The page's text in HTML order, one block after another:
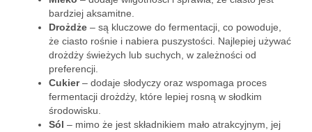
bardziej aksamitne.
Drożdże – są kluczowe do fermentacji, co powoduje,
że ciasto rośnie i nabiera puszystości. Najlepiej używać
drożdży świeżych lub suchych, w zależności od
preferencji.
Cukier– dodaje słodyczy oraz wspomaga proces
fermentacji drożdży, które lepiej rosną w słodkim
środowisku.
Sól – mimo że jest składnikiem mało atrakcyjnym, jej